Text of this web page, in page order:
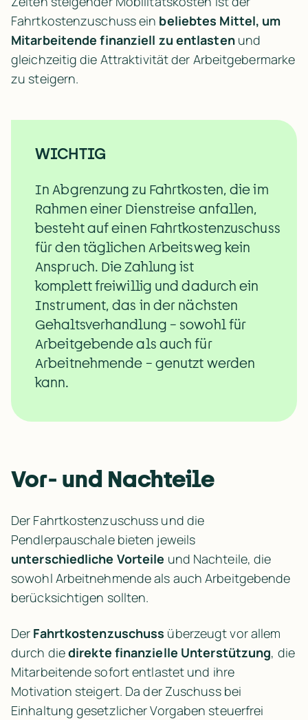
Fahrtkostenzuschuss ein beliebtes Mittel, um
Mitarbeitende finanziell zu entlasten und
gleichzeitig die Attraktivität der Arbeitgebermarke
zu steigern.
WICHTIG
In Abgrenzung zu Fahrtkosten, die im
Rahmen einer Dienstreise anfallen,
besteht auf einen Fahrtkostenzuschuss
für den täglichen Arbeitsweg kein
Anspruch. Die Zahlung ist
komplett freiwillig und dadurch ein
Instrument, das in der nächsten
Gehaltsverhandlung – sowohl für
Arbeitgebende als auch für
Arbeitnehmende – genutzt werden
kann.
Vor- und Nachteile
Der Fahrtkostenzuschuss und die
unterschiedliche Vorteile und Nachteile, die
sowohl Arbeitnehmende als auch Arbeitgebende
berücksichtigen sollten.
Der Fahrtkostenzuschuss überzeugt vor allem
durch die direkte finanzielle Unterstützung, die
Mitarbeitende sofort entlastet und ihre
Motivation steigert. Da der Zuschuss bei
Einhaltung gesetzlicher Vorgaben steuerfrei